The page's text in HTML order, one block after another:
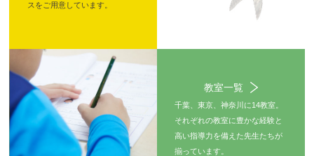
スをご用意しています。
教室一覧
千葉、東京、神奈川に14教室。
それぞれの教室に豊かな経験と
高い指導力を備えた先生たちが
揃っています。